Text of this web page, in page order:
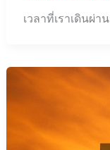
เวลาที่เราเดินผ่า